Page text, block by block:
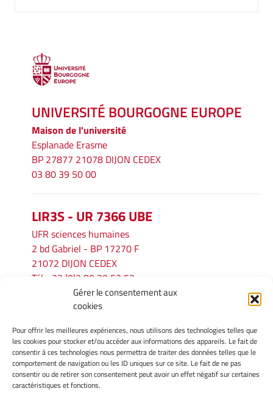
Gérer le consentement aux
cookies
Pour offrir les meilleures expériences, nous utilisons des technologies telles que
les cookies pour stocker et/ou accéder aux informations des appareils. Le fait de
consentir à ces technologies nous permettra de traiter des données telles que le
comportement de navigation ou les ID uniques sur ce site. Le fait de ne pas
consentir ou de retirer son consentement peut avoir un effet négatif sur certaines
caractéristiques et fonctions.
UNIVERSITÉ BOURGOGNE EUROPE
Maison de l'université
Esplanade Erasme
BP 27877 21078 DIJON CEDEX
03 80 39 50 00
LIR3S - UR 7366 UBE
UFR sciences humaines
2 bd Gabriel - BP 17270 F
21072 DIJON CEDEX
Tél. : 33 (0)3 80 39 53 52
lir3s@u-bourgogne.fr
INFORMATIONS LÉGALES
Mentions légales
Gérer mes cookies
Politique de cookies